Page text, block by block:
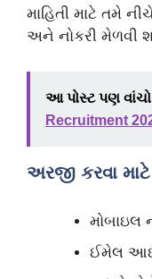
માહિતી માટે તમે
અને નોકરી મેળવી
આ પોસ્ટ પણ
Recruitment
અરજી કરવા
મોબાઇલ
ઈમેલ